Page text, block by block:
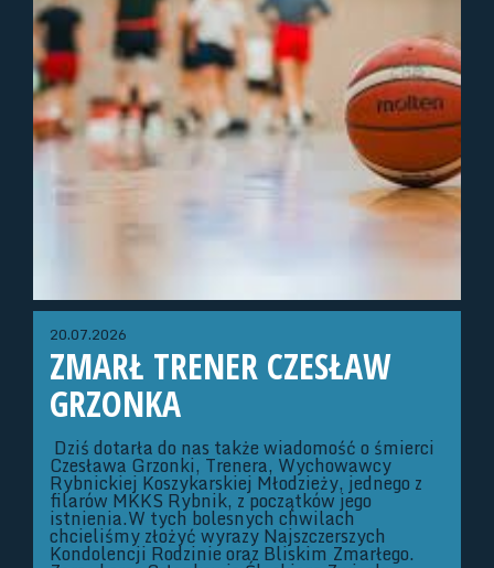
20.07.2026
ZMARŁ TRENER CZESŁAW
GRZONKA
Dziś dotarła do nas także wiadomość o śmierci
Czesława Grzonki, Trenera, Wychowawcy
Rybnickiej Koszykarskiej Młodzieży, jednego z
filarów MKKS Rybnik, z początków jego
istnienia.W tych bolesnych chwilach
chcieliśmy złożyć wyrazy Najszczerszych
Kondolencji Rodzinie oraz Bliskim Zmarłego.